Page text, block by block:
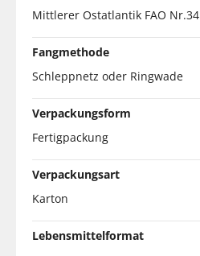
Mittlerer Ostatlantik FAO Nr.34
Fangmethode
Schleppnetz oder Ringwade
Verpackungsform
Fertigpackung
Verpackungsart
Karton
Lebensmittelformat